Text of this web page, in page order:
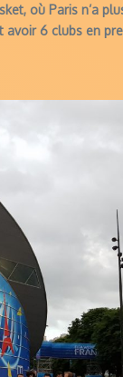
où Paris n’a
avoir 6 clubs en